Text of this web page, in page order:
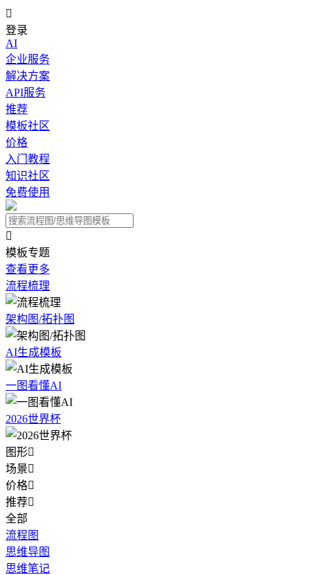

登录
AI
企业服务
解决方案
API服务
推荐
模板社区
价格
入门教程
知识社区
免费使用

模板专题
查看更多
流程梳理
架构图/拓扑图
AI生成模板
一图看懂AI
2026世界杯
图形
场景
价格
推荐
全部
流程图
思维导图
思维笔记